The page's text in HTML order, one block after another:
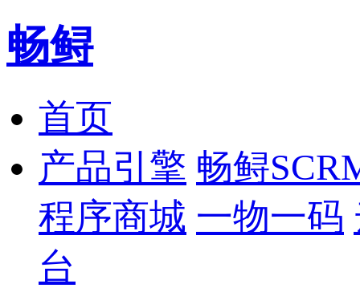
畅鲟
首页
产品引擎 畅鲟
程序商城 一物一码
台